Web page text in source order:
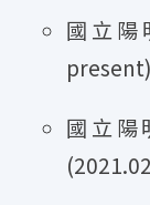
國立陽
present)
國立陽